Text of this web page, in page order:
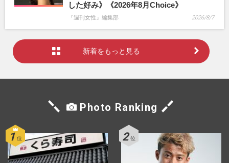
した好み》《2026年8月Choice》
『週刊女性』編集部 2026/8/7
新着をもっと見る
Photo Ranking